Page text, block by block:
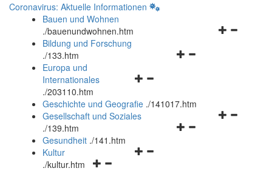
Coronavirus: Aktuelle Informationen
Bauen und Wohnen
./bauenundwohnen.htm
Navigationsmenü
Bildung und Forschung
./133.htm
Navigationsmenü
und
schließen
Europa und
Internationales
./203110.htm
Geschichte und Geografie ./141017.htm
Navigationsmenü
Gesellschaft und Soziales
./139.htm
Navigationsmenü
Gesundheit ./141.htm
Navigationsmenü
Kultur
./kultur.htm